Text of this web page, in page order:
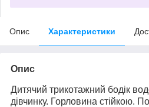
Опис Характеристики
Опис
Дитячий трикотажний бодік
дівчинку. Горловина стійкою.